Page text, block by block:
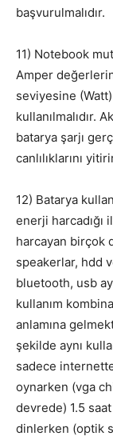
başvurulmalıdır.
11) Notebook
Amper
seviyesine
kullanılmalıdır.
batarya şarjı
canlılıklarını
12) Batarya
enerji harcadığı
harcayan birçok
speakerlar, hdd
bluetooth, usb
kullanım
anlamına
şekilde aynı
sadece
oynarken (vga
devrede) 1.5
dinlerken (optik